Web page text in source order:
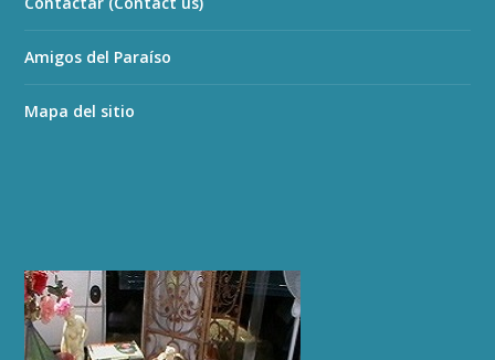
Amigos del Paraíso
Mapa del sitio